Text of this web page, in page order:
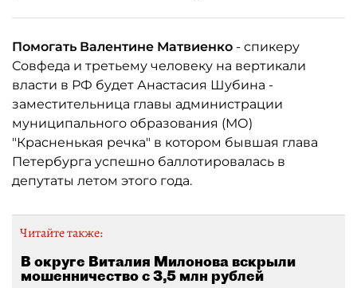
Помогать Валентине Матвиенко - спикеру
Совфеда и третьему человеку на вертикали
власти в РФ будет Анастасия Шубина -
заместительница главы администрации
муниципального образования (МО)
"Красненькая речка" в котором бывшая глава
Петербурга успешно баллотировалась в
депутаты летом этого года.
Читайте также:
В округе Виталия Милонова вскрыли
мошенничество с 3,5 млн рублей